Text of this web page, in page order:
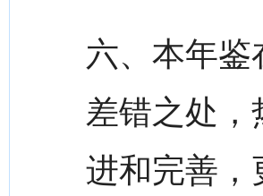
六、本年
差错之处
进和完善，